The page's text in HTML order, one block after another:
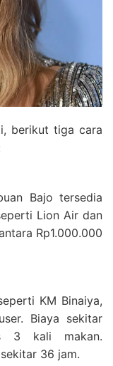
berikut tiga cara
Bajo tersedia
Lion Air dan
Rp1.000.000
KM Binaiya,
Biaya sekitar
3 kali makan.
36 jam.